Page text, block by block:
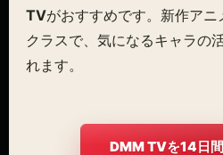
TVがおすすめです。新作ア
クラスで、気になるキャラの
れます。
DMM TVを14日